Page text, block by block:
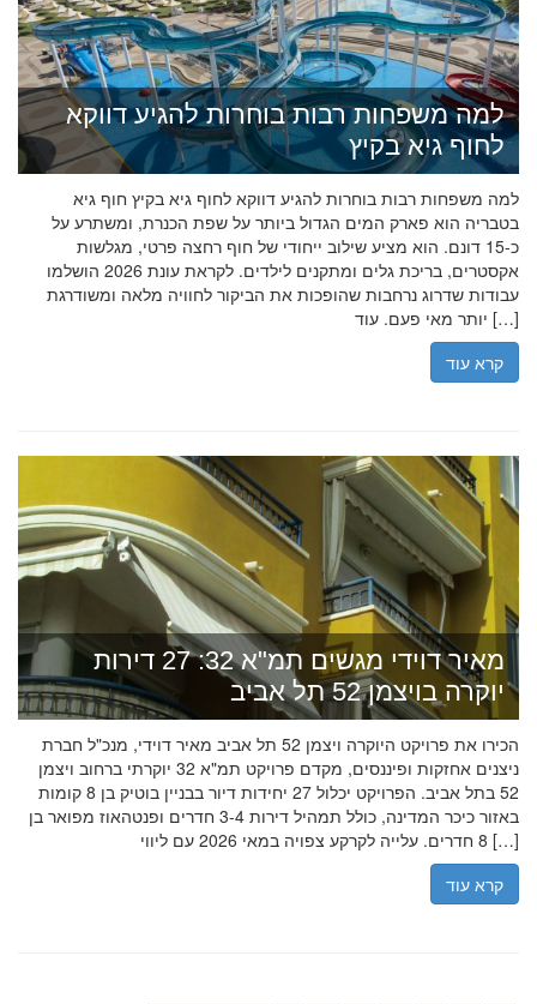
למה משפחות רבות בוחרות להגיע דווקא
לחוף גיא בקיץ
למה משפחות רבות בוחרות להגיע דווקא לחוף גיא בקיץ חוף גיא
בטבריה הוא פארק המים הגדול ביותר על שפת הכנרת, ומשתרע על
כ-15 דונם. הוא מציע שילוב ייחודי של חוף רחצה פרטי, מגלשות
אקסטרים, בריכת גלים ומתקנים לילדים. לקראת עונת 2026 הושלמו
עבודות שדרוג נרחבות שהופכות את הביקור לחוויה מלאה ומשודרגת
יותר מאי פעם. עוד […]
קרא עוד
מאיר דוידי מגשים תמ"א 32: 27 דירות
יוקרה בויצמן 52 תל אביב
הכירו את פרויקט היוקרה ויצמן 52 תל אביב מאיר דוידי, מנכ"ל חברת
ניצנים אחזקות ופיננסים, מקדם פרויקט תמ"א 32 יוקרתי ברחוב ויצמן
52 בתל אביב. הפרויקט יכלול 27 יחידות דיור בבניין בוטיק בן 8 קומות
באזור כיכר המדינה, כולל תמהיל דירות 3-4 חדרים ופנטהאוז מפואר בן
8 חדרים. עלייה לקרקע צפויה במאי 2026 עם ליווי […]
קרא עוד